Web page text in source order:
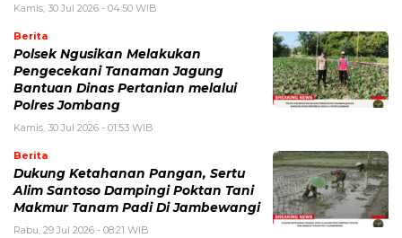
Kamis, 30 Jul 2026 - 04:50 WIB
Berita
Polsek Ngusikan Melakukan
Pengecekani Tanaman Jagung
Bantuan Dinas Pertanian melalui
Polres Jombang
Kamis, 30 Jul 2026 - 01:53 WIB
Berita
Dukung Ketahanan Pangan, Sertu
Alim Santoso Dampingi Poktan Tani
Makmur Tanam Padi Di Jambewangi
Rabu, 29 Jul 2026 - 08:21 WIB